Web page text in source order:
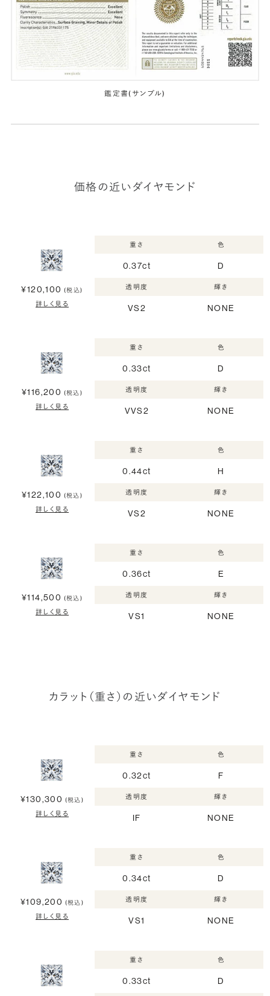
鑑定書(サンプル)
価格の近いダイヤモンド
¥120,100 (税込)
詳しく見る
重さ
0.37ct
色
D
透明度
VS2
輝き
NONE
¥116,200 (税込)
詳しく見る
重さ
0.33ct
色
D
透明度
VVS2
輝き
NONE
¥122,100 (税込)
詳しく見る
重さ
0.44ct
色
H
透明度
VS2
輝き
NONE
¥114,500 (税込)
詳しく見る
重さ
0.36ct
色
E
透明度
VS1
輝き
NONE
カラット（重さ）の近いダイヤモンド
¥130,300 (税込)
詳しく見る
重さ
0.32ct
色
F
透明度
IF
輝き
NONE
¥109,200 (税込)
詳しく見る
重さ
0.34ct
色
D
透明度
VS1
輝き
NONE
重さ
0.33ct
色
D